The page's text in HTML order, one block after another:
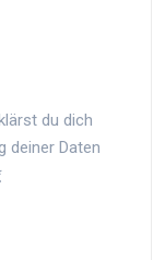
du dich
deiner Daten